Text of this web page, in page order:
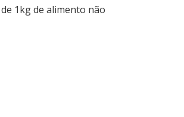
1kg de alimento não